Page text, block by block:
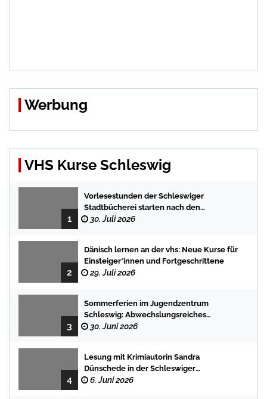
Werbung
VHS Kurse Schleswig
1
Vorlesestunden der Schleswiger
Stadtbücherei starten nach den
Sommerferien mit spannenden
30. Juli 2026
2
Dänisch lernen an der vhs: Neue Kurse für
Einsteiger*innen und Fortgeschrittene
29. Juli 2026
3
Sommerferien im Jugendzentrum
Schleswig: Abwechslungsreiches
Programm für Kinder und Jugendliche
30. Juni 2026
4
Lesung mit Krimiautorin Sandra
Dünschede in der Schleswiger
Stadtbücherei
6. Juni 2026